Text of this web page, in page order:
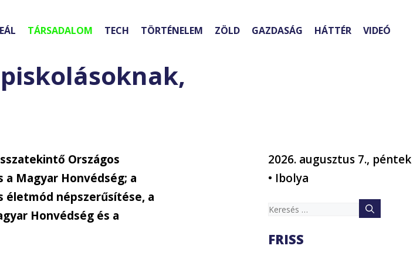
TÁRSADALOM TECH TÖRTÉNELEM ZÖLD GAZDASÁG HÁTTÉR VIDEÓ
Országos
Magyar Honvédség; a
életmód népszerűsítése, a
Honvédség és a
2026. augusztus 7., péntek
• Ibolya
Keresés:
FRISS